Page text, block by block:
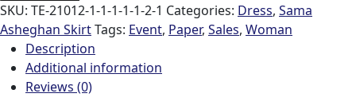
SKU: TE-21012-1-1-1-1-1-2-1 Categories: Dress, Sama
Asheghan SkirtTags: Event, Paper, Sales, Woman
Description
Additional information
Reviews (0)